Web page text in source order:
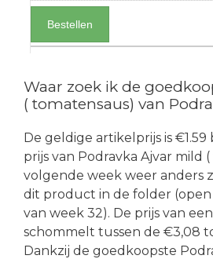
Bestellen
Waar zoek ik de
( tomatensaus) van
De geldige artikelprijs is €1.59
prijs van Podravka Ajvar mild
volgende week weer anders
dit product in de folder
van week 32). De prijs van
schommelt tussen de €3,08
Dankzij de goedkoopste